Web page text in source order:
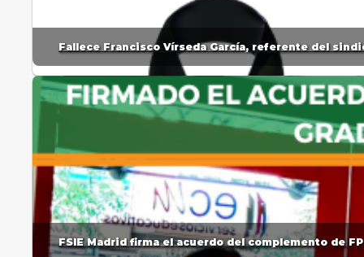
Fallece Francisco Vírseda García, referente del
FSIE Madrid firma el acuerdo del complemento de